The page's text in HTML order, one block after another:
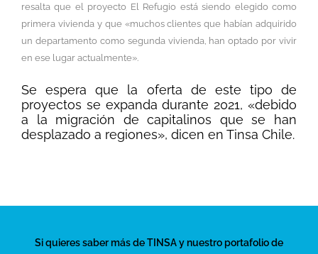
resalta que el proyecto El Refugio está siendo elegido como
primera vivienda y que «muchos clientes que habían adquirido
un departamento como segunda vivienda, han optado por vivir
en ese lugar actualmente».
Se espera que la oferta de este tipo de
proyectos se expanda durante 2021, «debido
a la migración de capitalinos que se han
desplazado a regiones», dicen en Tinsa Chile.
Si quieres saber más de TINSA y nuestro portafolio de